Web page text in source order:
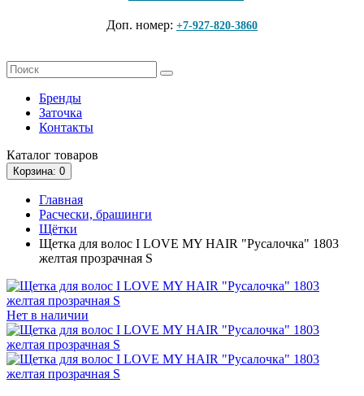
Доп. номер: +7-927-820-3860
Бренды
Заточка
Контакты
Каталог товаров
Корзина: 0
Главная
Расчески, брашинги
Щётки
Щетка для волос I LOVE MY HAIR "Русалочка" 1803
желтая прозрачная S
Нет в наличии